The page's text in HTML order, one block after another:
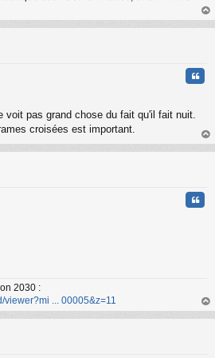
au
voit pas grand chose du fait qu'il fait nuit.
croisées est important.
au
2030 :
... 00005&z=11
au